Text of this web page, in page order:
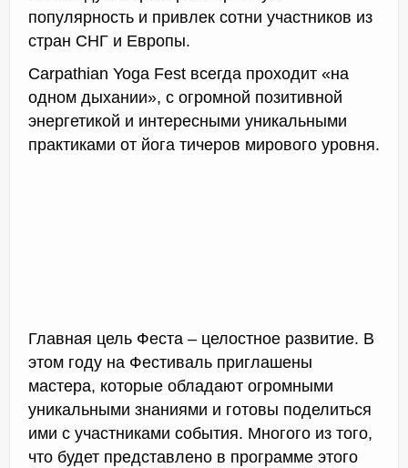
популярность и привлек сотни участников из
стран СНГ и Европы.
Carpathian Yoga Fest всегда проходит «на
одном дыхании», с огромной позитивной
энергетикой и интересными уникальными
практиками от йога тичеров мирового уровня.
Главная цель Феста – целостное развитие. В
этом году на Фестиваль приглашены
мастера, которые обладают огромными
уникальными знаниями и готовы поделиться
ими с участниками события. Многого из того,
что будет представлено в программе этого